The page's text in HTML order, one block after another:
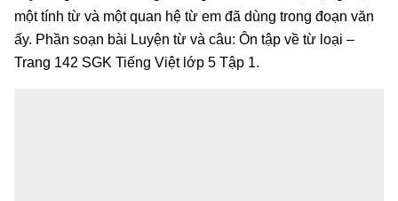
một tính từ và một quan hệ từ em đã dùng trong đoạn văn
ấy. Phần soạn bài Luyện từ và câu: Ôn tập về từ loại –
Trang 142 SGK Tiếng Việt lớp 5 Tập 1.